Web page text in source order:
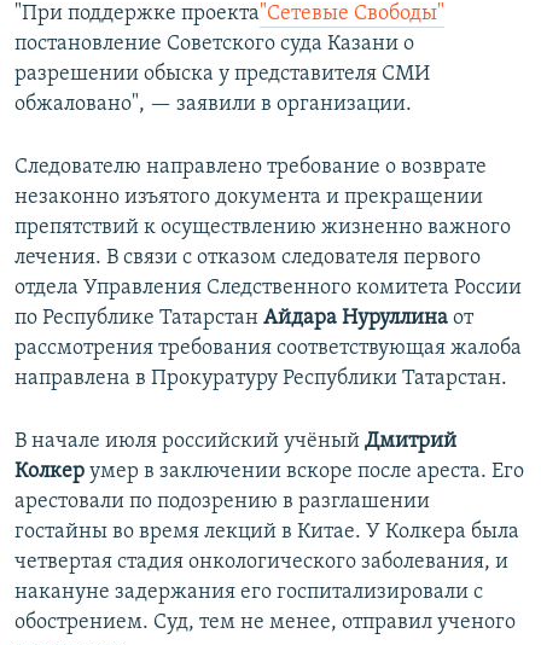
"При поддержке проекта"Сетевые Свободы"
постановление Советского суда Казани о
разрешении обыска у представителя СМИ
обжаловано", — заявили в организации.
Следователю направлено требование о возврате
незаконно изъятого документа и прекращении
препятствий к осуществлению жизненно важного
лечения. В связи с отказом следователя первого
отдела Управления Следственного комитета России
по Республике Татарстан Айдара Нуруллина от
рассмотрения требования соответствующая жалоба
направлена в Прокуратуру Республики Татарстан.
В начале июля российский учёный Дмитрий
Колкер умер в заключении вскоре после ареста. Его
арестовали по подозрению в разглашении
гостайны во время лекций в Китае. У Колкера была
четвертая стадия онкологического заболевания, и
накануне задержания его госпитализировали с
обострением. Суд, тем не менее, отправил ученого